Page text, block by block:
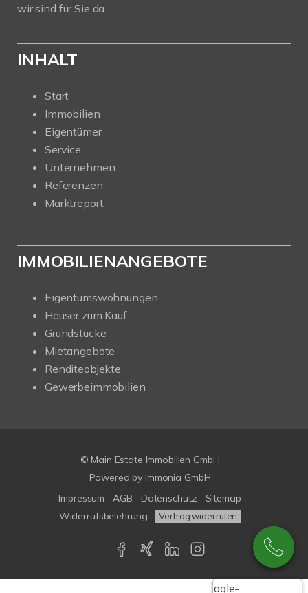
wir sind für Sie da.
INHALT
Start
Immobilien
Eigentümer
Service
Unternehmen
Referenzen
Marktreport
IMMOBILIENANGEBOTE
Eigentumswohnungen
Häuser zum Kauf
Grundstücke
Mietangebote
Renditeobjekte
Gewerbeimmobilien
© Main Estate Immobilien GmbH
Powered by Immonia GmbH
Impressum
AGB Datenschutz
Sitemap
Widerrufsbelehrung
Vertrag widerrufen
Google-